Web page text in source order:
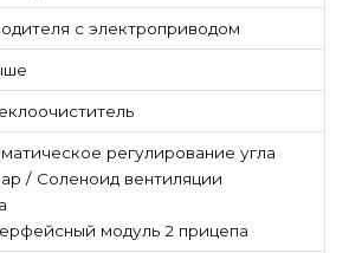
с электроприводом
регулирование угла
/ Соленоид вентиляции
модуль 2 прицепа